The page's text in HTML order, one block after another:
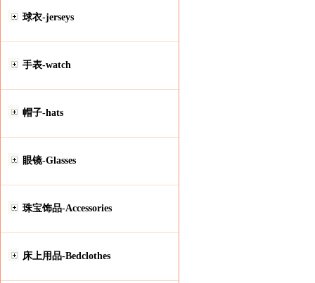
球衣-jerseys
手表-watch
帽子-hats
眼镜-Glasses
珠宝饰品-Accessories
床上用品-Bedclothes